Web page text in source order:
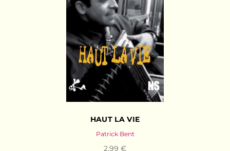
HAUT LA VIE
Patrick Bent
2,99 €